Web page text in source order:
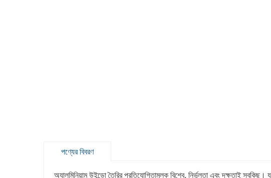
পণ্যের বিবরণ
অ্যালুমিনিয়াম উইন্ডো তৈরির প্রতিযোগিতামূলক বিশ্বে, নির্ভুলতা এবং দক্ষতাই